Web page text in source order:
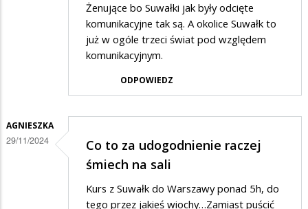
Żenujące bo Suwałki jak były odcięte
komunikacyjne tak są. A okolice Suwałk to
już w ogóle trzeci świat pod względem
komunikacyjnym.
ODPOWIEDZ
AGNIESZKA
29/11/2024
Co to za udogodnienie raczej
śmiech na sali
Kurs z Suwałk do Warszawy ponad 5h, do
tego przez jakieś wiochy…Zamiast puścić